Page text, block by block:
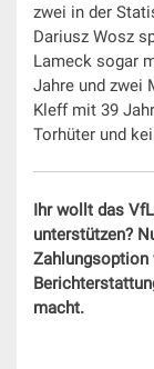
zwei in der
Dariusz Wosz
Lameck sogar
Jahre und zwei
Kleff mit 39
Torhüter und
Ihr wollt das
unterstützen?
Zahlungsoption
macht.